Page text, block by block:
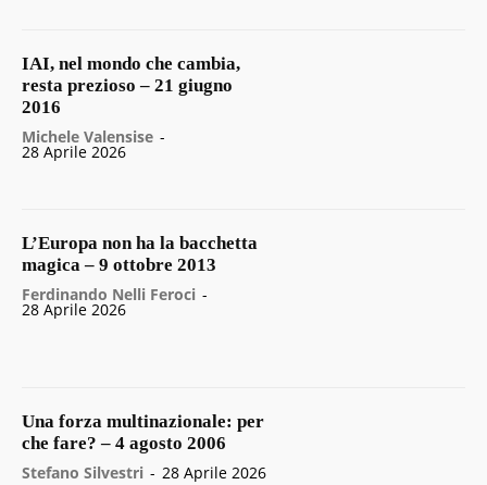
IAI, nel mondo che cambia,
resta prezioso – 21 giugno
2016
Michele Valensise -
28 Aprile 2026
L’Europa non ha la bacchetta
magica – 9 ottobre 2013
Ferdinando Nelli Feroci -
28 Aprile 2026
Una forza multinazionale: per
che fare? – 4 agosto 2006
Stefano Silvestri - 28 Aprile 2026